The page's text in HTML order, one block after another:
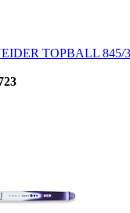
TOPBALL 845/